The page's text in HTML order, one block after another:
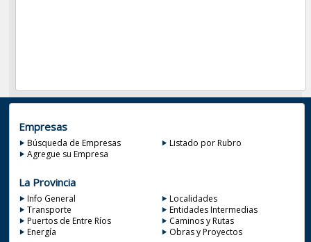
Empresas
Búsqueda de Empresas
Listado por Rubro
Agregue su Empresa
La Provincia
Info General
Localidades
Transporte
Entidades Intermedias
Puertos de Entre Ríos
Caminos y Rutas
Energía
Obras y Proyectos